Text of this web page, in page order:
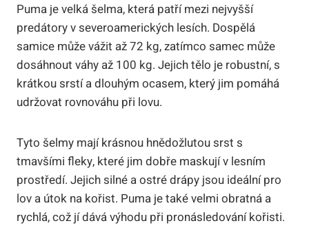
Puma je velká šelma, která patří mezi nejvyšší
predátory v severoamerických lesích. Dospělá
samice může vážit až 72 kg, zatímco samec může
dosáhnout váhy až 100 kg. Jejich tělo je robustní, s
krátkou srstí a dlouhým ocasem, který jim pomáhá
udržovat rovnováhu při lovu.
Tyto šelmy mají krásnou hnědožlutou srst s
tmavšími fleky, které jim dobře maskují v lesním
prostředí. Jejich silné a ostré drápy jsou ideální pro
lov a útok na kořist. Puma je také velmi obratná a
rychlá, což jí dává výhodu při pronásledování kořisti.